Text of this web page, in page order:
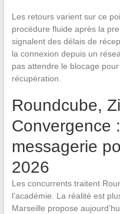
Les retours varient sur ce
procédure fluide après la
signalent des délais de
la connexion depuis un
pas attendre le blocage
récupération.
Roundcube,
Convergence
messagerie
2026
Les concurrents traitent
l’académie. La réalité est
Marseille propose